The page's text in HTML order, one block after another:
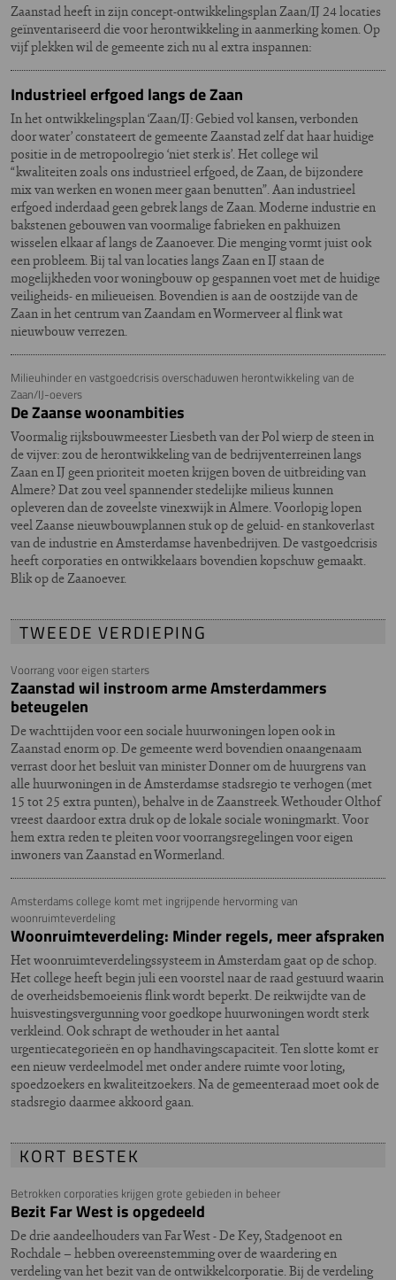
Zaanstad heeft in zijn concept-ontwikkelingsplan Zaan/IJ 24 locaties
geïnventariseerd die voor herontwikkeling in aanmerking komen. Op
vijf plekken wil de gemeente zich nu al extra inspannen:
Industrieel erfgoed langs de Zaan
In het ontwikkelingsplan ‘Zaan/IJ: Gebied vol kansen, verbonden
door water’ constateert de gemeente Zaanstad zelf dat haar huidige
positie in de metropoolregio ‘niet sterk is’. Het college wil
“kwaliteiten zoals ons industrieel erfgoed, de Zaan, de bijzondere
mix van werken en wonen meer gaan benutten”. Aan industrieel
erfgoed inderdaad geen gebrek langs de Zaan. Moderne industrie en
bakstenen gebouwen van voormalige fabrieken en pakhuizen
wisselen elkaar af langs de Zaanoever. Die menging vormt juist ook
een probleem. Bij tal van locaties langs Zaan en IJ staan de
mogelijkheden voor woningbouw op gespannen voet met de huidige
veiligheids- en milieueisen. Bovendien is aan de oostzijde van de
Zaan in het centrum van Zaandam en Wormerveer al flink wat
nieuwbouw verrezen.
Milieuhinder en vastgoedcrisis overschaduwen herontwikkeling van de
Zaan/IJ-oevers
De Zaanse woonambities
Voormalig rijksbouwmeester Liesbeth van der Pol wierp de steen in
de vijver: zou de herontwikkeling van de bedrijventerreinen langs
Zaan en IJ geen prioriteit moeten krijgen boven de uitbreiding van
Almere? Dat zou veel spannender stedelijke milieus kunnen
opleveren dan de zoveelste vinexwijk in Almere. Voorlopig lopen
veel Zaanse nieuwbouwplannen stuk op de geluid- en stankoverlast
van de industrie en Amsterdamse havenbedrijven. De vastgoedcrisis
heeft corporaties en ontwikkelaars bovendien kopschuw gemaakt.
Blik op de Zaanoever.
TWEEDE VERDIEPING
Voorrang voor eigen starters
Zaanstad wil instroom arme Amsterdammers
beteugelen
De wachttijden voor een sociale huurwoningen lopen ook in
Zaanstad enorm op. De gemeente werd bovendien onaangenaam
verrast door het besluit van minister Donner om de huurgrens van
alle huurwoningen in de Amsterdamse stadsregio te verhogen (met
15 tot 25 extra punten), behalve in de Zaanstreek. Wethouder Olthof
vreest daardoor extra druk op de lokale sociale woningmarkt. Voor
hem extra reden te pleiten voor voorrangsregelingen voor eigen
inwoners van Zaanstad en Wormerland.
Amsterdams college komt met ingrijpende hervorming van
woonruimteverdeling
Woonruimteverdeling: Minder regels, meer afspraken
Het woonruimteverdelingssysteem in Amsterdam gaat op de schop.
Het college heeft begin juli een voorstel naar de raad gestuurd waarin
de overheidsbemoeienis flink wordt beperkt. De reikwijdte van de
huisvestingsvergunning voor goedkope huurwoningen wordt sterk
verkleind. Ook schrapt de wethouder in het aantal
urgentiecategorieën en op handhavingscapaciteit. Ten slotte komt er
een nieuw verdeelmodel met onder andere ruimte voor loting,
spoedzoekers en kwaliteitzoekers. Na de gemeenteraad moet ook de
stadsregio daarmee akkoord gaan.
KORT BESTEK
Betrokken corporaties krijgen grote gebieden in beheer
Bezit Far West is opgedeeld
De drie aandeelhouders van Far West - De Key, Stadgenoot en
Rochdale – hebben overeenstemming over de waardering en
verdeling van het bezit van de ontwikkelcorporatie. Bij de verdeling